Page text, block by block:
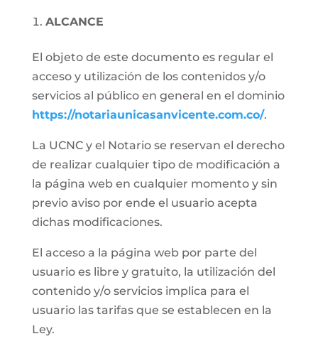
ALCANCE
El objeto de este documento es regular el
acceso y utilización de los contenidos y/o
servicios al público en general en el dominio
https://notariaunicasanvicente.com.co/.
La UCNC y el Notario se reservan el derecho
de realizar cualquier tipo de modificación a
la página web en cualquier momento y sin
previo aviso por ende el usuario acepta
dichas modificaciones.
El acceso a la página web por parte del
usuario es libre y gratuito, la utilización del
contenido y/o servicios implica para el
usuario las tarifas que se establecen en la
Ley.